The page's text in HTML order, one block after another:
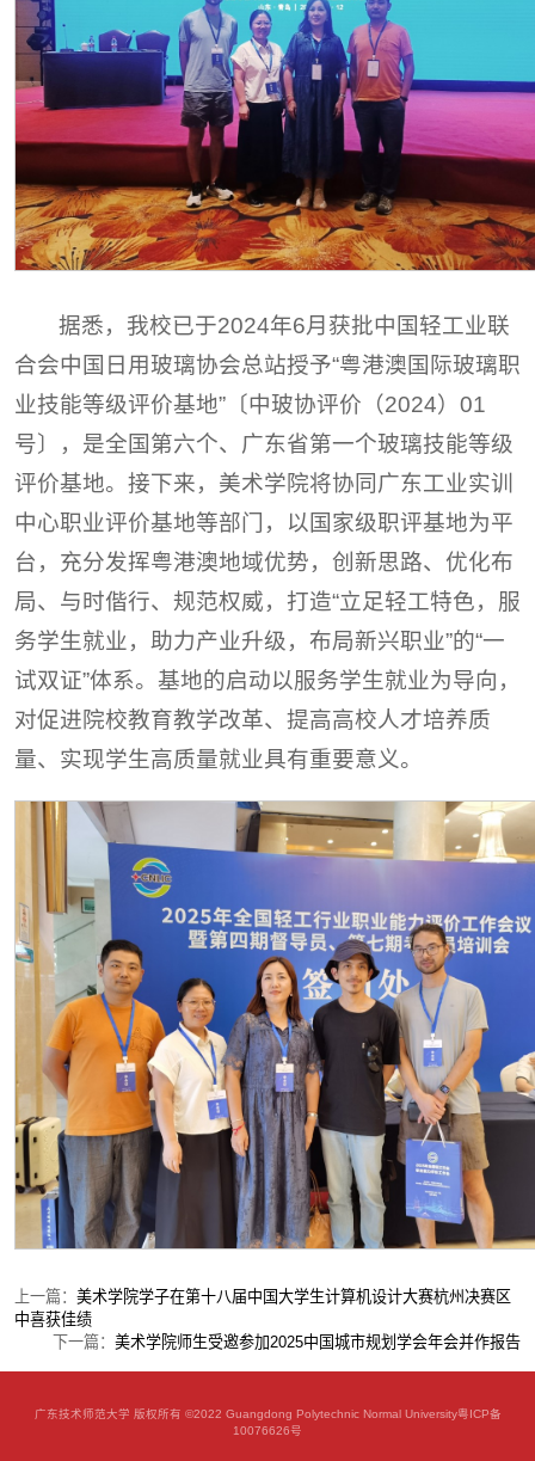
据悉，我校已于2024年6月获批中国轻工业联
合会中国日用玻璃协会总站授予“粤港澳国际玻璃职
业技能等级评价基地”〔中玻协评价（2024）01
号〕，是全国第六个、广东省第一个玻璃技能等级
评价基地。接下来，美术学院将协同广东工业实训
中心职业评价基地等部门，以国家级职评基地为平
台，充分发挥粤港澳地域优势，创新思路、优化布
局、与时偕行、规范权威，打造“立足轻工特色，服
务学生就业，助力产业升级，布局新兴职业”的“一
试双证”体系。基地的启动以服务学生就业为导向，
对促进院校教育教学改革、提高高校人才培养质
量、实现学生高质量就业具有重要意义。
上一篇： 美术学院学子在第十八届中国大学生计算机设计大赛杭州决赛区
中喜获佳绩
下一篇：美术学院师生受邀参加2025中国城市规划学会年会并作报告
广东技术师范大学 版权所有 ©2022 Guangdong Polytechnic Normal University粤ICP备
10076626号